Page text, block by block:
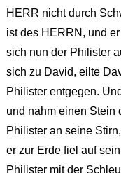
HERR nicht durch
ist des HERRN, und
sich nun der Philister
sich zu David, eilte
Philister entgegen.
und nahm einen Stein
Philister an seine
er zur Erde fiel auf
Philister mit der